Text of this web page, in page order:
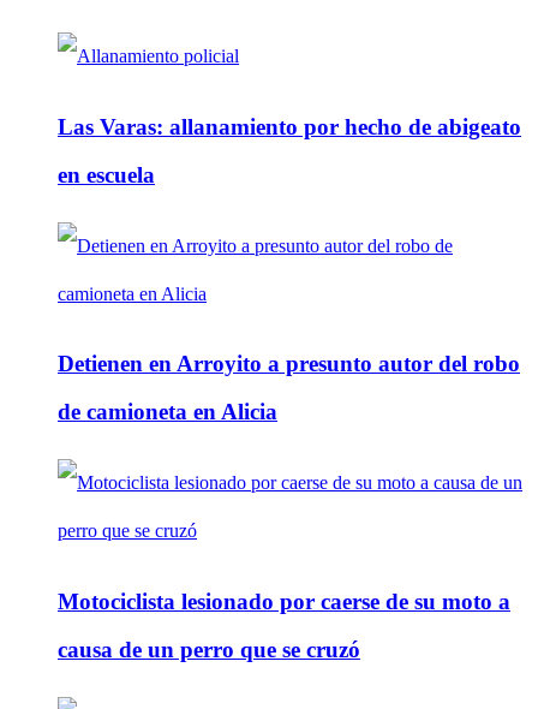
Las Varas: allanamiento por hecho de abigeato
en escuela
Detienen en Arroyito a presunto autor del robo
de camioneta en Alicia
Motociclista lesionado por caerse de su moto a
causa de un perro que se cruzó